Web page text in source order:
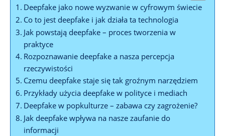
Deepfake jako nowe wyzwanie w cyfrowym świecie
Co to jest deepfake i⁤ jak ‌działa⁣ ta technologia
Jak powstają deepfake – proces tworzenia w
praktyce
Rozpoznawanie deepfake a nasza⁤ percepcja‌
rzeczywistości
Czemu ‍deepfake staje się tak groźnym narzędziem
Przykłady użycia deepfake‌ w polityce i mediach
Deepfake w‍ popkulturze – zabawa czy zagrożenie?
Jak deepfake wpływa na nasze zaufanie ⁣do
informacji